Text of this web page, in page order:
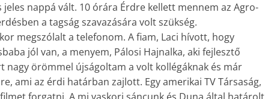
nappá vált. 10 órára Érdre kellett mennem az Agro-
a tagság szavazására volt szükség.
megszólalt a telefonom. A fiam, Laci hívott, hogy
jól van, a menyem, Pálosi Hajnalka, aki fejlesztő
nagy örömmel újságoltam a volt kollégáknak és már
ami az érdi határban zajlott. Egy amerikai TV Társaság,